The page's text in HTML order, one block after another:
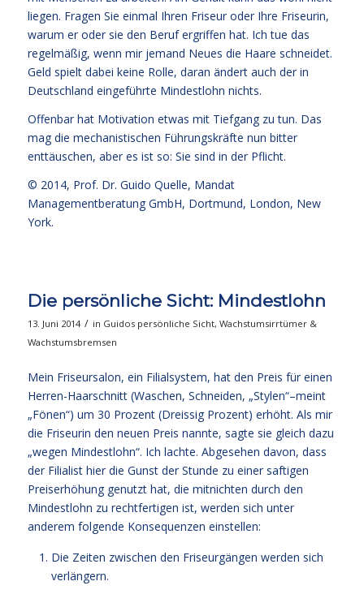
liegen. Fragen Sie einmal Ihren Friseur oder Ihre Friseurin,
warum er oder sie den Beruf ergriffen hat. Ich tue das
regelmäßig, wenn mir jemand Neues die Haare schneidet.
Geld spielt dabei keine Rolle, daran ändert auch der in
Deutschland eingeführte Mindestlohn nichts.
Offenbar hat Motivation etwas mit Tiefgang zu tun. Das
mag die mechanistischen Führungskräfte nun bitter
enttäuschen, aber es ist so: Sie sind in der Pflicht.
© 2014, Prof. Dr. Guido Quelle, Mandat
Managementberatung GmbH, Dortmund, London, New
York.
Die persönliche Sicht: Mindestlohn
13. Juni 2014 / in Guidos persönliche Sicht, Wachstumsirrtümer &
Wachstumsbremsen
Mein Friseursalon, ein Filialsystem, hat den Preis für einen
Herren-Haarschnitt (Waschen, Schneiden, „Stylen“–meint
„Fönen“) um 30 Prozent (Dreissig Prozent) erhöht. Als mir
die Friseurin den neuen Preis nannte, sagte sie gleich dazu
„wegen Mindestlohn“. Ich lachte. Abgesehen davon, dass
der Filialist hier die Gunst der Stunde zu einer saftigen
Preiserhöhung genutzt hat, die mitnichten durch den
Mindestlohn zu rechtfertigen ist, werden sich unter
anderem folgende Konsequenzen einstellen:
Die Zeiten zwischen den Friseurgängen werden sich
verlängern.